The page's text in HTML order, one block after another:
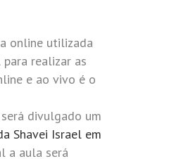
online utilizada
realizar as
e ao vivo é o
divulgado um
Shavei Israel em
a aula será